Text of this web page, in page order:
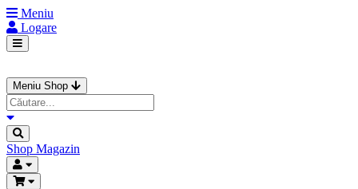
Meniu
Logare
Meniu Shop
Shop Magazin